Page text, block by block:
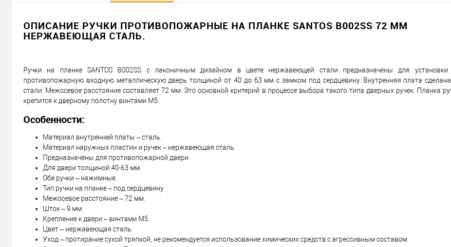
667 грн.
Кол-во:
В корзину Купить в 1 клик
Можем установить этот товар. Подробности спрашивайте у менеджера.
«Новой Почтой» по Украине
Самовывоз
Минимальная сумма заказа 400 грн
Доставка наложенным платежом от 400 грн
Отправить ссылку другу
ОПИСАНИЕ РУЧКИ ПРОТИВОПОЖАРНЫЕ НА ПЛАНКЕ SANTOS B002SS 72 ММ
НЕРЖАВЕЮЩАЯ СТАЛЬ.
Ручки на планке SANTOS B002SS с лаконичным дизайном в цвете нержавеющей стали предназначены для установки
противопожарную входную металлическую дверь толщиной от 40 до 63 мм с замком под сердцевину. Внутренняя плата
стали. Межосевое расстояние составляет 72 мм. Это основной критерий в процессе выбора такого типа дверных ручек. Планка
крепится к дверному полотну винтами М5.
Особенности:
Материал внутренней платы – сталь.
Материал наружных пластин и ручек – нержавеющая сталь.
Предназначены для противопожарной двери.
Для двери толщиной 40-63 мм.
Обе ручки – нажимные.
Тип ручки на планке – под сердцевину.
Межосевое расстояние – 72 мм.
Шток – 9 мм.
Крепление к двери – винтами М5.
Цвет – нержавеющая сталь.
Уход – протирание сухой тряпкой, не рекомендуется использование химических средств с агрессивным составом.